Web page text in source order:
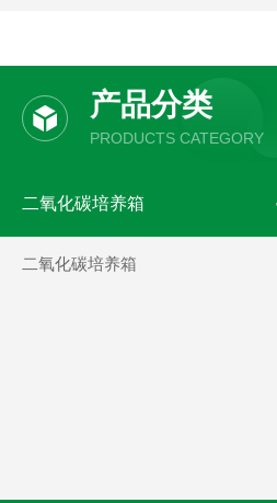
产品分类
PRODUCTS CATEGORY
二氧化碳培养箱
二氧化碳培养箱